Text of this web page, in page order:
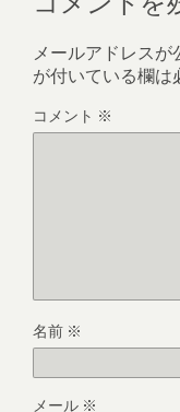
メールアドレスが
が付いている欄は
コメント ※
名前 ※
メール ※